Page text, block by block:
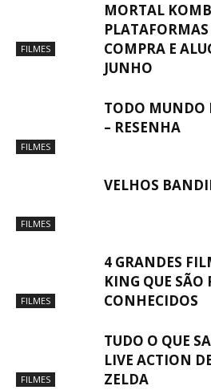
FILMES
MORTAL
COMPRA E
JUNHO
FILMES
TODO MUNDO
– RESENHA
FILMES
VELHOS
FILMES
4 GRANDES
KING QUE SÃO
CONHECIDOS
FILMES
TUDO O QUE
LIVE ACTION
ZELDA